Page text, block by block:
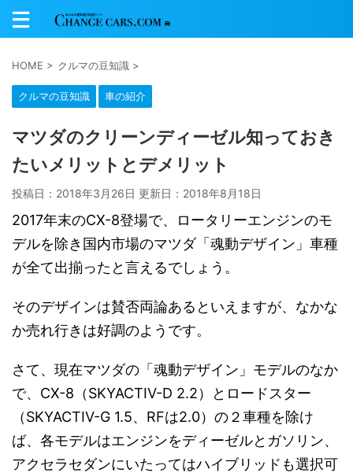
HOME > クルマの豆知識 >
クルマの豆知識 車の紹介
マツダのクリーンディーゼル知っておき
たいメリットとデメリット
投稿日：2018年3月26日 更新日： 2018年8月18日
2017年末のCX-8登場で、ロータリーエンジンのモ
デルを除き国内市場のマツダ「魂動デザイン」車種
が全て出揃ったと言えるでしょう。
そのデザインは賛否両論あるといえますが、なかな
か売れ行きは好調のようです。
さて、現在マツダの「魂動デザイン」モデルのなか
で、CX-8（SKYACTIV-D 2.2）とロードスター
（SKYACTIV-G 1.5、RFは2.0）の２車種を除け
ば、各モデルはエンジンをディーゼルとガソリン、
アクセラセダンにいたってはハイブリッドも選択可